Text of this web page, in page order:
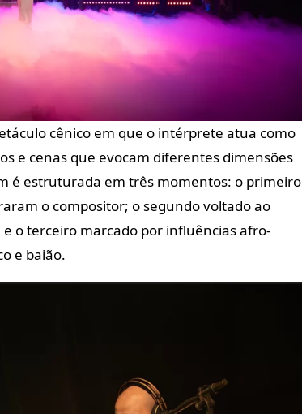
cênico em que o intérprete atua como
e cenas que evocam diferentes dimensões
é estruturada em três momentos: o primeiro
o compositor; o segundo voltado ao
o terceiro marcado por influências afro-
e baião.